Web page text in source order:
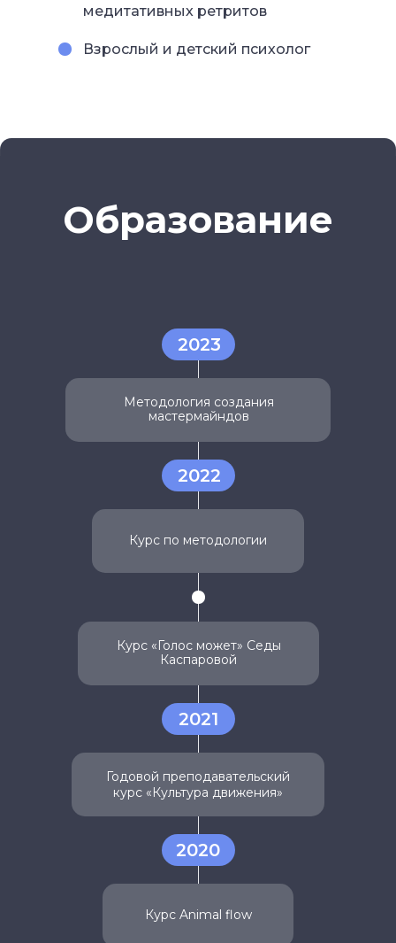
медитативных ретритов
Взрослый и детский психолог
Образование
2023
2022
2021
2020
Методология создания
мастермайндов
Курс «Голос может» Седы
Каспаровой
Курс Animal flow
Годовой преподавательский
курс «Культура движения»
Курс по методологии